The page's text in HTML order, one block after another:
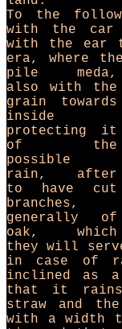
To the
with the car
with the ear
era, where
pile meda,
also with the
grain towards
inside
protecting it
of the
possible
rain, after
to have cut
branches,
generally of
oak, which
they will
in case of
inclined as
that it
straw and
with a width